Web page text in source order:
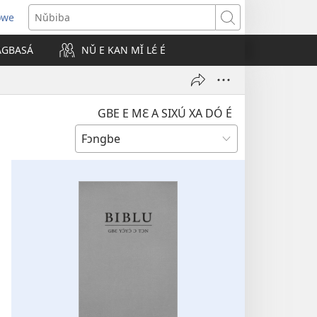
Nǔbiba
NǓ E KAN MǏ LƐ́ É
GBE E MƐ A SIXÚ XA DÓ É